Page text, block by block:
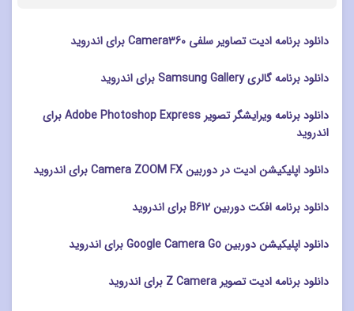
دانلود برنامه ادیت تصاویر سلفی Camera360 برای اندروید
دانلود برنامه گالری Samsung Gallery برای اندروید
دانلود برنامه ویرایشگر تصویر Adobe Photoshop Express برای
اندروید
دانلود اپلیکیشن ادیت در دوربین Camera ZOOM FX برای اندروید
دانلود برنامه افکت دوربین B612 برای اندروید
دانلود اپلیکیشن دوربین Google Camera Go برای اندروید
دانلود برنامه ادیت تصویر Z Camera برای اندروید